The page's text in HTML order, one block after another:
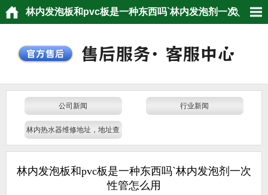
林内发泡板和pvc板是一种东西吗`林内发泡剂一次
公司新闻 行业新闻
林内热水器维修地址，地址查
林内发泡板和pvc板是一种东西吗`林内发泡剂一次
性管怎么用